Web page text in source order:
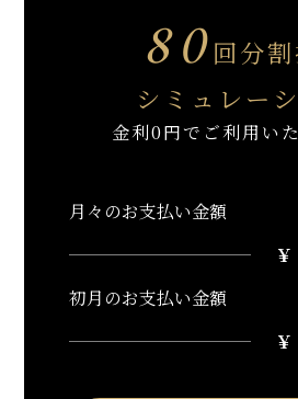
80回分
シミュレー
金利0円でご利用い
月々のお支払い金額
￥
初月のお支払い金額
￥